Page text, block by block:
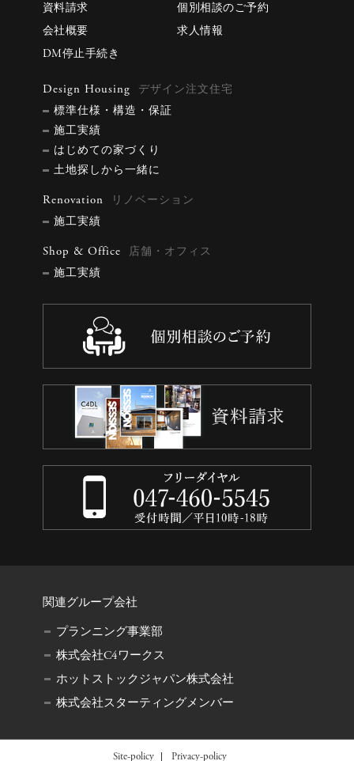
資料請求 個別相談のご予約
会社概要 求人情報
DM停止手続き
Design Housing
デザイン注文住宅
標準仕様・構造・保証
施工実績
はじめての家づくり
土地探しから一緒に
Renovation
リノベーション
施工実績
Shop & Office
店舗・オフィス
施工実績
関連グループ会社
プランニング事業部
株式会社C4ワークス
ホットストックジャパン株式会社
株式会社スターティングメンバー
Site-policy Privacy-policy